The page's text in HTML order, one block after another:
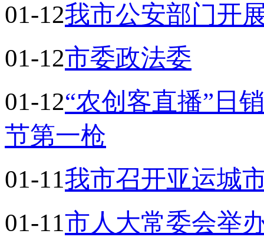
01-12我市公安部门开
01-12市委政法委
01-12“农创客直播”日
节第一枪
01-11我市召开亚运城
01-11市人大常委会举